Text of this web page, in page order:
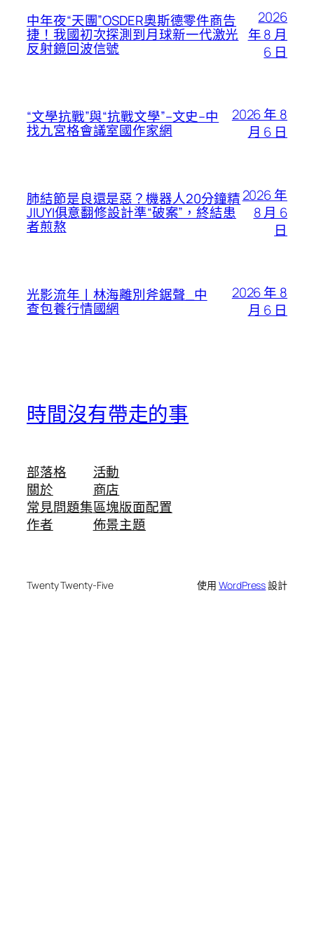
中年夜“天團”OSDER奧斯德零件商告
捷！我國初次探測到月球新一代激光
反射鏡回波信號
2026
年 8 月
6 日
“文學抗戰”與“抗戰文學”–文史–中
找九宮格會議室國作家網
2026 年 8
月 6 日
肺結節是良還是惡？機器人20分鐘精
JIUYI俱意翻修設計準“破案”，終結患
者煎熬
2026 年
8 月 6
日
光影流年丨林海離別斧鋸聲_中
查包養行情國網
2026 年 8
月 6 日
時間沒有帶走的事
部落格
關於
常見問題集
作者
活動
商店
區塊版面配置
佈景主題
Twenty Twenty-Five 使用WordPress設計